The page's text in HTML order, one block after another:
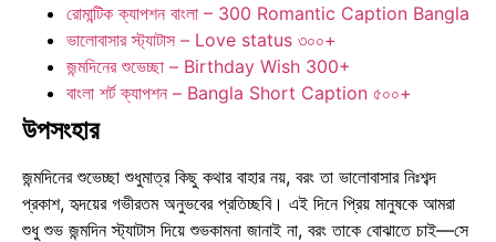
রোমান্টিক ক্যাপশন বাংলা – 300 Romantic Caption Bangla
ভালোবাসার স্ট্যাটাস – Love status ৩০০+
জন্মদিনের শুভেচ্ছা – Birthday Wish 300+
বাংলা শর্ট ক্যাপশন – Bangla Short Caption ৫০০+
উপসংহার
জন্মদিনের শুভেচ্ছা শুধুমাত্র কিছু কথার বাহার নয়, বরং তা ভালোবাসার নিঃশব্দ
প্রকাশ, হৃদয়ের গভীরতম অনুভবের প্রতিচ্ছবি। এই দিনে প্রিয় মানুষকে আমরা
শুধু শুভ জন্মদিন স্ট্যাটাস দিয়ে শুভকামনা জানাই না, বরং তাকে বোঝাতে চাই—সে